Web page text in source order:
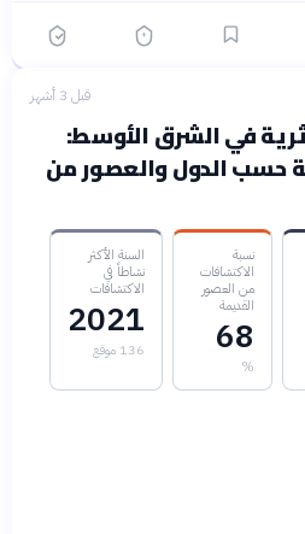
قبل 3 أشهر
في الشرق الأوسط:
حسب الدول والعصور من
نسبة
الاكتشافات
من العصور
القديمة
68
%
السنة الأكثر
نشاطاً في
الاكتشافات
2021
136 موقع